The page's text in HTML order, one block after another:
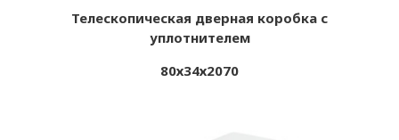
Телескопическая дверная коробка с
уплотнителем
80х34х2070